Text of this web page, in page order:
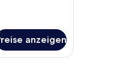
anzeigen
und einem Bild an der Wand.